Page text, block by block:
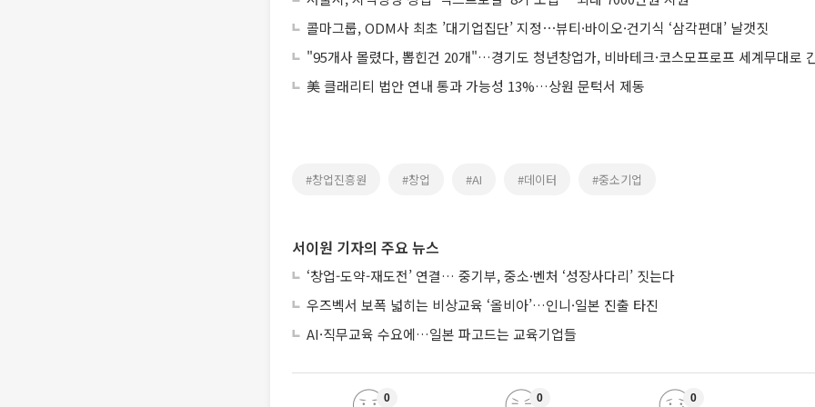
콜마그룹, ODM사 최초 ’대기업집단’ 지정⋯뷰티·바이오·건기식 ‘삼각편대’ 날갯짓
"95개사 몰렸다, 뽑힌건 20개"…경기도 청년창업가, 비바테크·코스모프로프 세계무대로
美 클래리티 법안 연내 통과 가능성 13%…상원 문턱서 제동
#창업진흥원 #창업 #AI #데이터 #중소기업
서이원 기자의 주요 뉴스
‘창업-도약-재도전’ 연결… 중기부, 중소·벤처 ‘성장사다리’ 짓는다
우즈벡서 보폭 넓히는 비상교육 ‘올비아’…인니·일본 진출 타진
AI·직무교육 수요에…일본 파고드는 교육기업들
0 0 0